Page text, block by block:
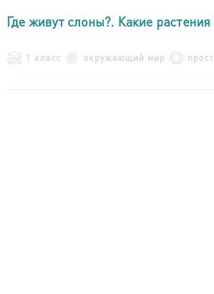
Где живут слоны?. Какие
1 класс окружающий мир